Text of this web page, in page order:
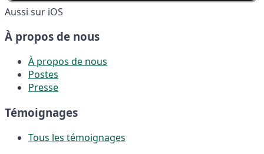
Aussi sur iOS
À propos de nous
À propos de nous
Postes
Presse
Témoignages
Tous les témoignages